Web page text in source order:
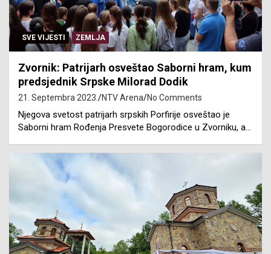
SVE VIJESTI ZEMLJA
Zvornik: Patrijarh osveštao Saborni hram, kum
predsjednik Srpske Milorad Dodik
21. Septembra 2023. NTV Arena No Comments
Njegova svetost patrijarh srpskih Porfirije osveštao je
Saborni hram Rođenja Presvete Bogorodice u Zvorniku, a…